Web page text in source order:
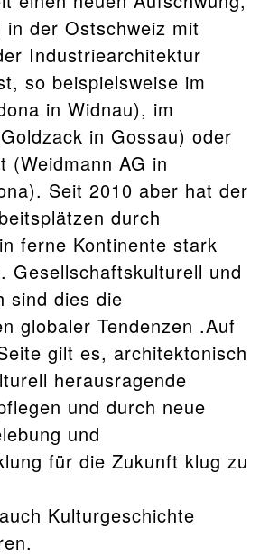
der Ostschweiz mit
Industriearchitektur
so beispielsweise im
in Widnau), im
in Gossau) oder
(Weidmann AG in
Seit 2010 aber hat der
durch
ferne Kontinente stark
Gesellschaftskulturell und
sind dies die
globaler Tendenzen .Auf
gilt es, architektonisch
herausragende
und durch neue
und
für die Zukunft klug zu
Kulturgeschichte